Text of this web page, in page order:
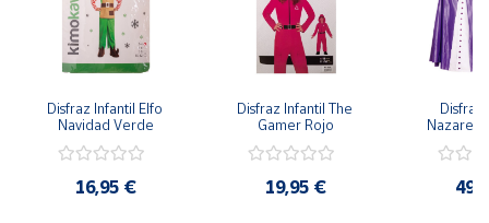
Disfraz Infantil Elfo
Navidad Verde
16,95 €
Disfraz Infantil The
Gamer Rojo
19,95 €
Disfraz